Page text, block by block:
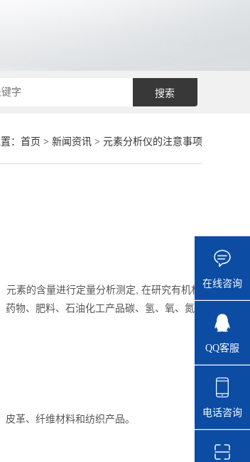
： 首页 > 新闻资讯> 元素分析仪的注意事项
素的含量进行定量分析测定, 在研究有机材
物、肥料、石油化工产品碳、氢、氧、氮
革、纤维材料和纺织产品。
在线咨询
QQ客服
电话咨询